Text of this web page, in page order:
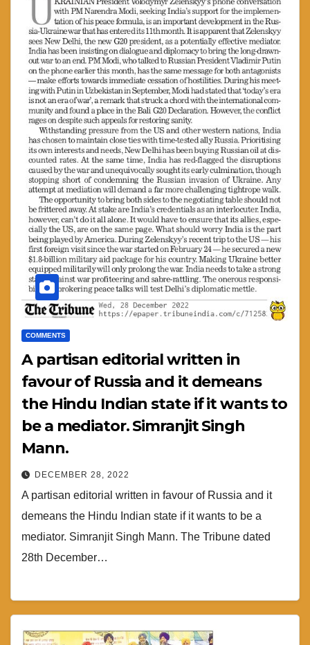
COMMENTS
A partisan editorial written in
favour of Russia and it demeans
the Hindu Indian state if it wants to
be a mediator. Simranjit Singh
Mann.
DECEMBER 28, 2022
A partisan editorial written in favour of Russia and it
demeans the Hindu Indian state if it wants to be a
mediator. Simranjit Singh Mann. The Tribune dated
28th December…